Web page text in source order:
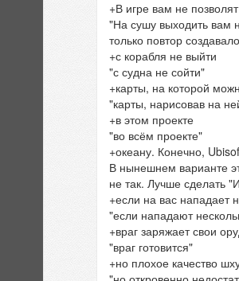
+В игре вам не
"На сушу выходить вам
только повтор
+с корабля не выйти
"с судна не сойти"
+карты, на которой
"карты, нарисовав на
+в этом проекте
"во всём проекте"
+океану. Конечно,
В нынешнем варианте
не так. Лучше сделать
+если на вас нападает
"если нападают
+враг заряжает свои
"враг готовится"
+но плохое качество